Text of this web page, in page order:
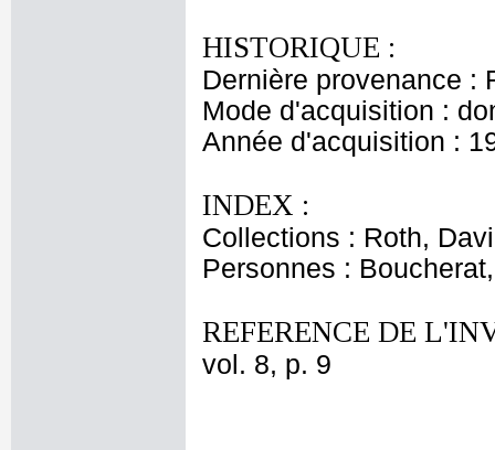
HISTORIQUE :
Dernière provenance :
Mode d'acquisition :
Année d'acquisition :
INDEX :
Collections : Roth,
Personnes :
REFERENCE DE
vol. 8, p. 9